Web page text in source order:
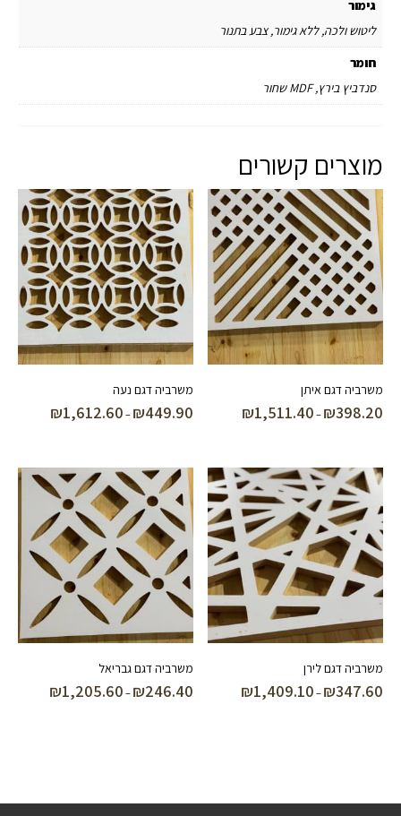
גימור
ליטוש ולכה, ללא גימור, צבע בתנור
חומר
סנדביץ בירץ, MDF שחור
מוצרים קשורים
משרביה דגם איתן
₪398.20
–
₪1,511.40
עד
משרביה דגם נעה
₪449.90
–
₪1,612.60
עד
⁦₪1,612.60⁩
משרביה דגם לירן
₪347.60
–
₪1,409.10
משרביה דגם גבריאל
₪246.40
–
₪1,205.60